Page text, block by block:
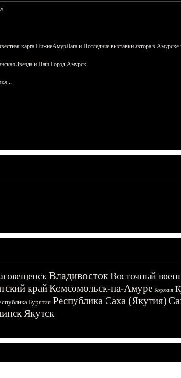
карта НижнеАмурЛага и Последние выставки автора в Амурске
Звезда и Наш Город Амурск
ВладивостокВосточный
крайКомсомольск-на-Амуре Корякия
Бурятия Республика Саха (Якутия)
Якутск